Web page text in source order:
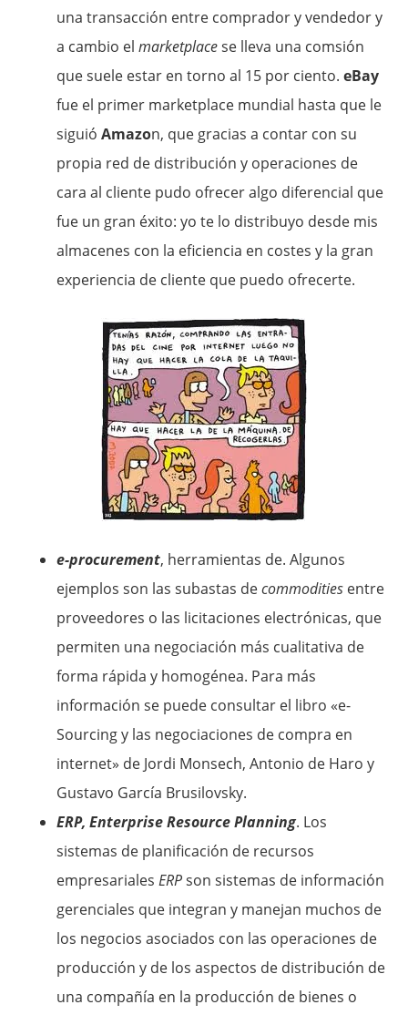
una transacción entre comprador y vendedor y
a cambio elmarketplacese lleva una comsión
que suele estar en torno al 15 por ciento.eBay
fue el primer marketplace mundial hasta que le
siguióAmazon, que gracias a contar con su
propia red de distribución y operaciones de
cara al cliente pudo ofrecer algo diferencial que
fue un gran éxito: yo te lo distribuyo desde mis
almacenes con la eficiencia en costes y la gran
experiencia de cliente que puedo ofrecerte.
e-procurement, herramientas de. Algunos
ejemplos son las subastas decommodities entre
proveedores o las licitaciones electrónicas, que
permiten una negociación más cualitativa de
forma rápida y homogénea. Para más
información se puede consultar el libro «e-
Sourcing y las negociaciones de compra en
internet» de Jordi Monsech, Antonio de Haro y
Gustavo García Brusilovsky.
ERP, Enterprise Resource Planning. Los
sistemas de planificación de recursos
empresarialesERPson sistemas de información
gerenciales que integran y manejan muchos de
los negocios asociados con las operaciones de
producción y de los aspectos de distribución de
una compañía en la producción de bienes o